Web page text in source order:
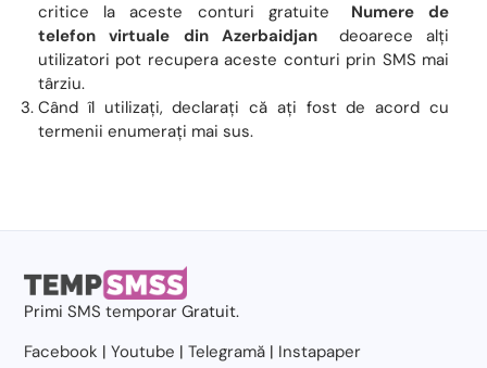
critice la aceste conturi gratuite
Numere de
telefon virtuale din Azerbaidjan
deoarece alți
utilizatori pot recupera aceste conturi prin SMS mai
târziu.
Când îl utilizați, declarați că ați fost de acord cu
termenii enumerați mai sus.
PrimiSMS temporar Gratuit.
Facebook |Youtube |Telegramă | Instapaper